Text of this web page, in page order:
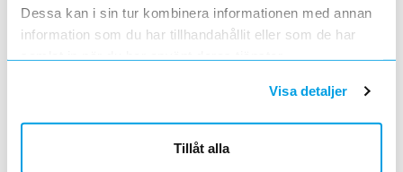
Dessa kan i sin tur kombinera informationen med annan
information som du har tillhandahållit eller som de har
samlat in när du har använt deras tjänster.
Visa detaljer
Tillåt alla
Visa produkter från alla underliggande kategorier